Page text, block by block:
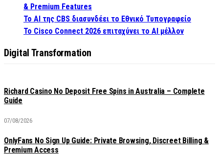
& Premium Features
Το AI της CBS διασυνδέει το Εθνικό Τυπογραφείο
Το Cisco Connect 2026 επιταχύνει το AI μέλλον
Digital Transformation
Richard Casino No Deposit Free Spins in Australia – Complete
Guide
07/08/2026
OnlyFans No Sign Up Guide: Private Browsing, Discreet Billing &
Premium Access